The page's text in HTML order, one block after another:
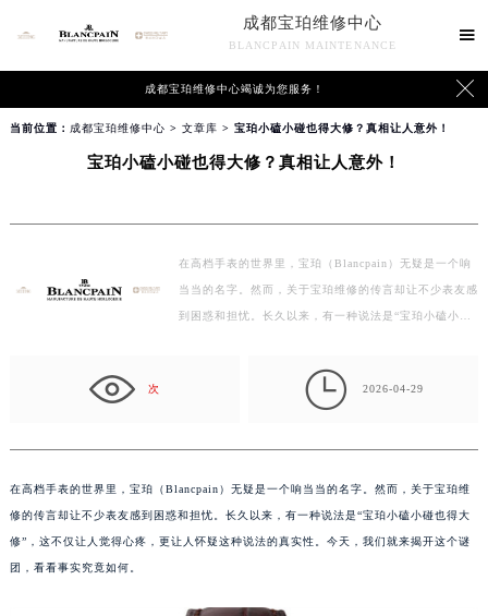
成都宝珀维修中心
BLANCPAIN MAINTENANCE

成都宝珀维修中心竭诚为您服务！ 
当前位置： 成都宝珀维修中心 > 文章库 > 宝珀小磕小碰也得大修？真相让人意外！
宝珀小磕小碰也得大修？真相让人意外！
在高档手表的世界里，宝珀（Blancpain）无疑是一个响
当当的名字。然而，关于宝珀维修的传言却让不少表友感
到困惑和担忧。长久以来，有一种说法是“宝珀小磕小碰
次  2026-04-29
在高档手表的世界里，宝珀（Blancpain）无疑是一个响当当的名字。然而，关于宝珀维
修的传言却让不少表友感到困惑和担忧。长久以来，有一种说法是“宝珀小磕小碰也得大
修”，这不仅让人觉得心疼，更让人怀疑这种说法的真实性。今天，我们就来揭开这个谜
团，看看事实究竟如何。